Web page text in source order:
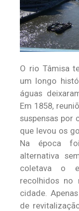
O rio Tâmisa
um longo
águas
Em 1858,
suspensas por
que levou os
Na época
alternativa
coletava o
recolhidos no
cidade.
de